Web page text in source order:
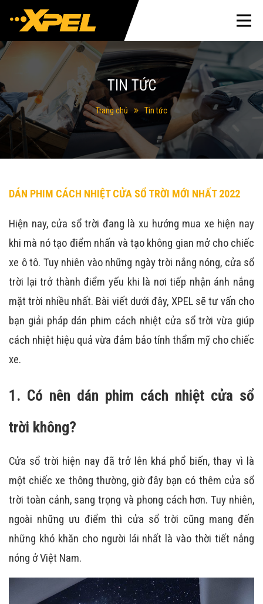
TIN TỨC
Trang chủ Tin tức
DÁN PHIM CÁCH NHIỆT CỬA SỔ TRỜI MỚI NHẤT 2022
Hiện nay, cửa sổ trời đang là xu hướng mua xe hiện nay
khi mà nó tạo điểm nhấn và tạo không gian mở cho chiếc
xe ô tô. Tuy nhiên vào những ngày trời nắng nóng, cửa sổ
trời lại trở thành điểm yếu khi là nơi tiếp nhận ánh nắng
mặt trời nhiều nhất. Bài viết dưới đây, XPELsẽ tư vấn cho
bạn giải pháp dán phim cách nhiệt cửa sổ trời vừa giúp
cách nhiệt hiệu quả vừa đảm bảo tính thẩm mỹ cho chiếc
xe.
1. Có nên dán phim cách nhiệt cửa sổ
trời không?
Cửa sổ trời hiện nay đã trở lên khá phổ biến, thay vì là
một chiếc xe thông thường, giờ đây bạn có thêm cửa sổ
trời toàn cảnh, sang trọng và phong cách hơn. Tuy nhiên,
ngoài những ưu điểm thì cửa sổ trời cũng mang đến
những khó khăn cho người lái nhất là vào thời tiết nắng
nóng ở Việt Nam.